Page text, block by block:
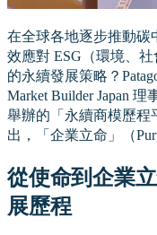
在全球各地逐步推動碳
效應對 ESG（環境、
的永續發展策略？
Market Builder Japan
舉辦的「永續商模歷程
出，「企業立命」（
從使命到企業
展歷程